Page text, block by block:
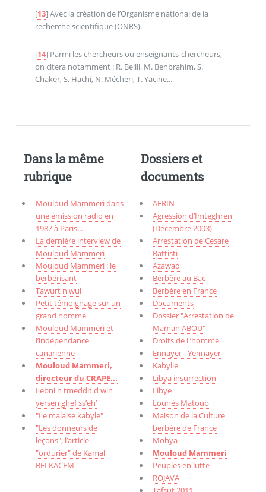
[13]Avec la création de l’Organisme national de la
recherche scientifique (ONRS).
[14] Parmi les chercheurs ou enseignants-chercheurs,
on citera notamment : R. Bellil, M. Benbrahim, S.
Chaker, S. Hachi, N. Mécheri, T. Yacine...
Dans la même
rubrique
Mouloud Mammeri dans
une émission radio en
1987 à Paris...
La dernière interview de
Mouloud Mammeri
Mouloud Mammeri : le
berbérisant
Tawurt n wul
Petit témoignage sur un
grand homme
Mouloud Mammeri et
l’indépendance
canarienne
Mouloud Mammeri,
directeur du CRAPE...
Lebni n tmeddit d win
yersen ghef ss’eh’
"Le malaise kabyle"
"Les donneurs de
leçons", l’article
"ordurier" de Kamal
BELKACEM
Dossiers et
documents
AFRIN
Agression d’Imteghren
(Décembre 2003)
Arrestation de Cesare
Battisti
Azawad
Berbère au Bac
Berbère en France
Documents
Dossier "Arrestation de
Maman ABOU"
Droits de l ’homme
Ennayer - Yennayer
Kabylie
Libya insurrection
Libye
Lounès Matoub
Maison de la Culture
berbère de France
Mohya
Mouloud Mammeri
Peuples en lutte
ROJAVA